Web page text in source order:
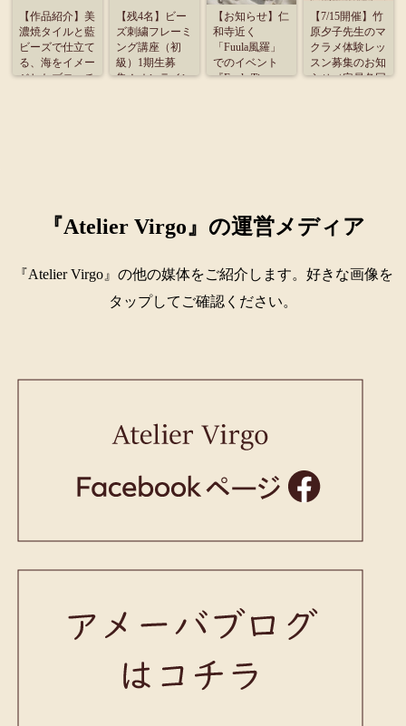
【作品紹介】美
濃焼タイルと藍
ビーズで仕立て
る、海をイメー
ジしたブローチ
【残4名】ビー
ズ刺繍フレーミ
ング講座（初
級）1期生募
集！オンライン
【お知らせ】仁
和寺近く
「Fuula風羅」
でのイベント
『Fuula Time』
【7/15開催】竹
原夕子先生のマ
クラメ体験レッ
スン募集のお知
らせ（定員各回
『Atelier Virgo』の運営メディア
『Atelier Virgo』の他の媒体をご紹介します。好きな画像を
タップしてご確認ください。